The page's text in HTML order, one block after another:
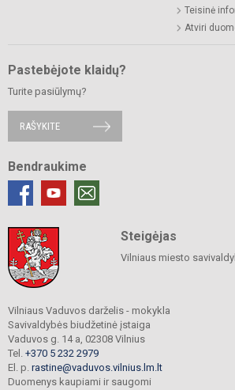
Teisinė
Atviri
Pastebėjote klaidų?
Turite pasiūlymų?
RAŠYKITE
Bendraukime
Steigėjas
Vilniaus miesto
Vilniaus Vaduvos darželis - mokykla
Savivaldybės biudžetinė įstaiga
Vaduvos g. 14 a, 02308 Vilnius
Tel. +370 5 232 2979
El. p. rastine@vaduvos.vilnius.lm.lt
Duomenys kaupiami ir saugomi